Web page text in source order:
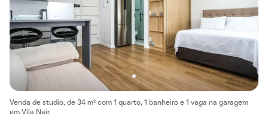
Venda de studio, de 34 m² com 1 quarto, 1 banheiro e 1 vaga na garagem
em Vila Nair.